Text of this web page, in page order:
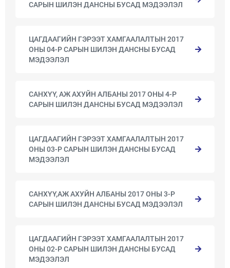
САРЫН ШИЛЭН ДАНСНЫ БУСАД МЭДЭЭЛЭЛ
ЦАГДААГИЙН ГЭРЭЭТ ХАМГААЛАЛТЫН 2017
ОНЫ 04-Р САРЫН ШИЛЭН ДАНСНЫ БУСАД
МЭДЭЭЛЭЛ
САНХҮҮ, АЖ АХУЙН АЛБАНЫ 2017 ОНЫ 4-Р
САРЫН ШИЛЭН ДАНСНЫ БУСАД МЭДЭЭЛЭЛ
ЦАГДААГИЙН ГЭРЭЭТ ХАМГААЛАЛТЫН 2017
ОНЫ 03-Р САРЫН ШИЛЭН ДАНСНЫ БУСАД
МЭДЭЭЛЭЛ
САНХҮҮ,АЖ АХУЙН АЛБАНЫ 2017 ОНЫ 3-Р
САРЫН ШИЛЭН ДАНСНЫ БУСАД МЭДЭЭЛЭЛ
ЦАГДААГИЙН ГЭРЭЭТ ХАМГААЛАЛТЫН 2017
ОНЫ 02-Р САРЫН ШИЛЭН ДАНСНЫ БУСАД
МЭДЭЭЛЭЛ